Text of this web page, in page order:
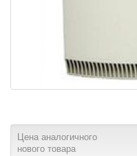
Цена аналогичного
нового товара